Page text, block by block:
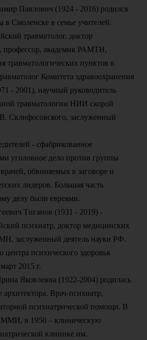
Павлович (1924 - 2016) родился
в Смоленске в семье учителей.
травматолог, доктор
профессор, академик РАМТН,
травматологических пунктов в
Комитета здравоохранения
- 2001), научный руководитель
травматологии НИИ скорой
Склифосовского, заслуженный
- сфабрикованное
уголовное дело против группы
обвиняемых в заговоре и
лидеров. Большая часть
делу были евреями.
Тиганов (1931 - 2019) -
психиатр, доктор медицинских
заслуженный деятель науки РФ.
центра психического здоровья
2015 г.
Яковлевна (1922-2004) родилась
архитектора. Врач-психиатр,
психиатрической помощи. В
ММИ, в 1950 – клиническую
клинике им.